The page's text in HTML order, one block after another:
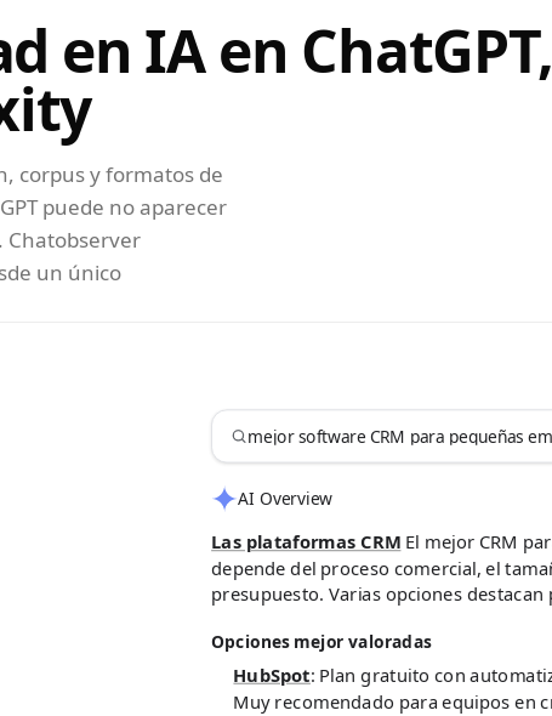
en IA en
corpus y formatos de
puede no aparecer
Chatobserver
un único
mejor software CRM para pequeñas
AI Overview
Las plataformas CRM El mejor CRM
depende del proceso comercial, el
presupuesto. Varias opciones destacan
Opciones mejor valoradas
HubSpot: Plan gratuito con
Muy recomendado para equipos en